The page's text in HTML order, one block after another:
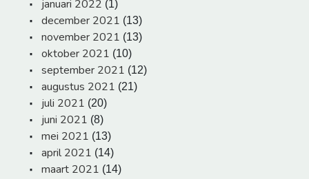
januari 2022 (1)
december 2021 (13)
november 2021 (13)
oktober 2021 (10)
september 2021 (12)
augustus 2021 (21)
juli 2021 (20)
juni 2021 (8)
mei 2021 (13)
april 2021 (14)
maart 2021 (14)